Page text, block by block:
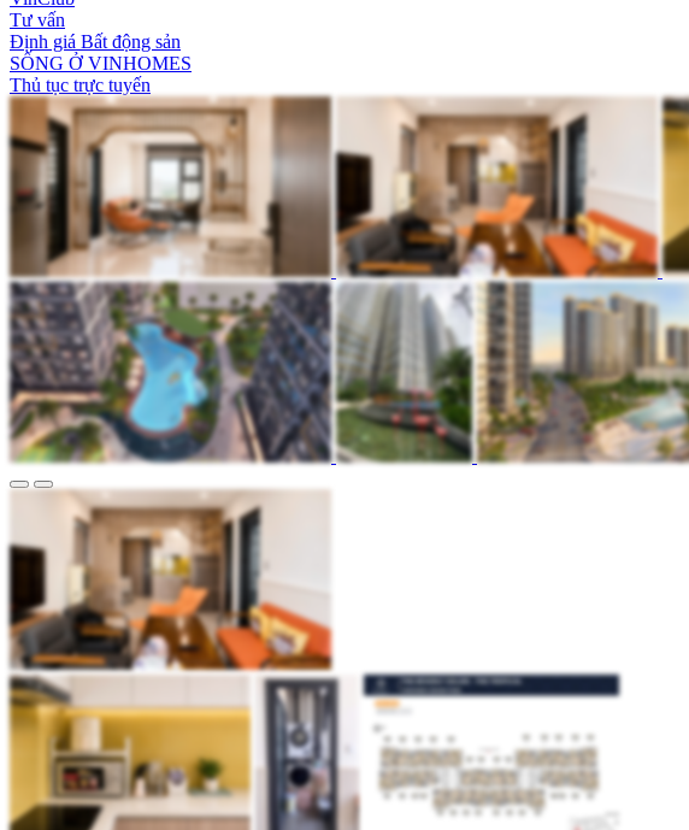
Tư vấn
Định giá Bất động sản
SỐNG Ở VINHOMES
Thủ tục trực tuyến